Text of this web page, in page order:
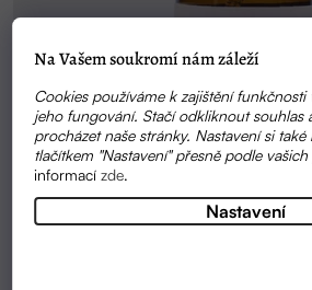
Na Vašem soukromí nám záleží
Cookies používáme k zajištění funkčnosti
jeho fungování. Stačí odkliknout souhlas
procházet naše stránky. Nastavení si
tlačítkem "Nastavení" přesně podle
informacízde.
Nastavení